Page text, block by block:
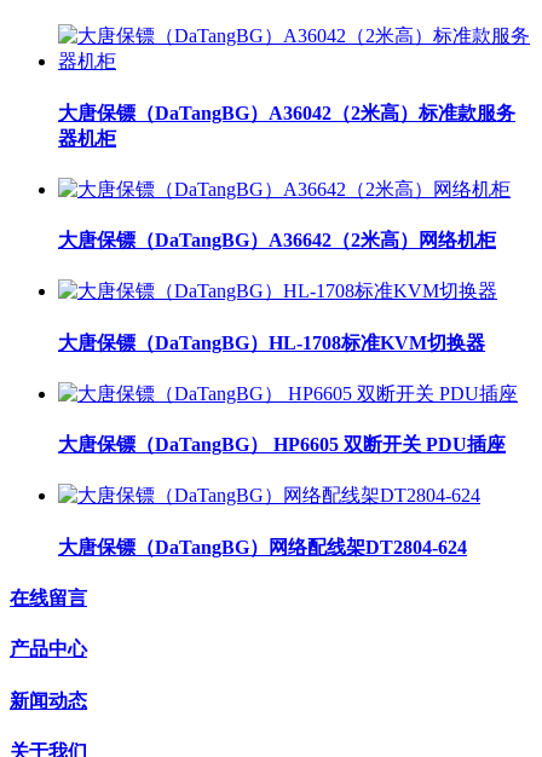
大唐保镖（DaTangBG）A36042（2米高）标准款服务
器机柜
大唐保镖（DaTangBG）A36642（2米高）网络机柜
大唐保镖（DaTangBG）HL-1708标准KVM切换器
大唐保镖（DaTangBG） HP6605 双断开关 PDU插座
大唐保镖（DaTangBG）网络配线架DT2804-624
在线留言
产品中心
新闻动态
关于我们